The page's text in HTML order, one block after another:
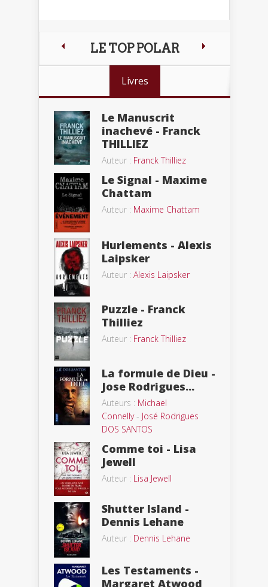
LE TOP POLAR
Livres
Le Manuscrit
inachevé - Franck
THILLIEZ
Auteur : Franck Thilliez
Le Signal - Maxime
Chattam
Auteur : Maxime Chattam
Hurlements - Alexis
Laipsker
Auteur : Alexis Laipsker
Puzzle - Franck
Thilliez
Auteur : Franck Thilliez
La formule de Dieu -
Jose Rodrigues...
Auteurs : Michael
Connelly- José Rodrigues
DOS SANTOS
Comme toi - Lisa
Jewell
Auteur : Lisa Jewell
Shutter Island -
Dennis Lehane
Auteur : Dennis Lehane
Les Testaments -
Margaret Atwood